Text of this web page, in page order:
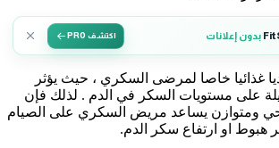
بدون إعلانات اكتشف PRO
غذائيا خاصا لمرضى السكري ، حيث يؤثر
على مستويات السكر في الدم . لذلك فإن
ومتوازن يساعد مريض السكري على الصيام
هبوط او ارتفاع سكر الدم.